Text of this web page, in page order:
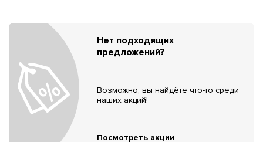
Нет подходящих
предложений?
Возможно, вы найдёте что-то среди
наших акций!
Посмотреть акции